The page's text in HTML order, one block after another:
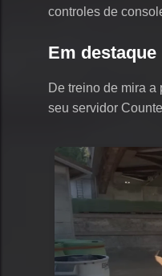
controles de
Em destaque
De treino de mira a
seu servidor